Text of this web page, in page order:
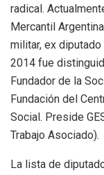
radical.
Mercantil
militar, ex
2014 fue
Fundador de la
Fundación del
Social. Preside
Trabajo Asociado).
La lista de